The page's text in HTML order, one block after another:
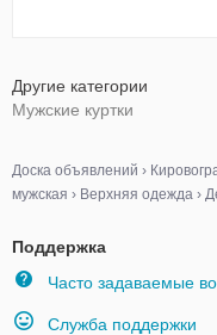
Другие категории
Мужские куртки
Доска объявлений ›
мужская › Верхняя одежда ›
Поддержка
Часто задаваемые
Служба поддержки